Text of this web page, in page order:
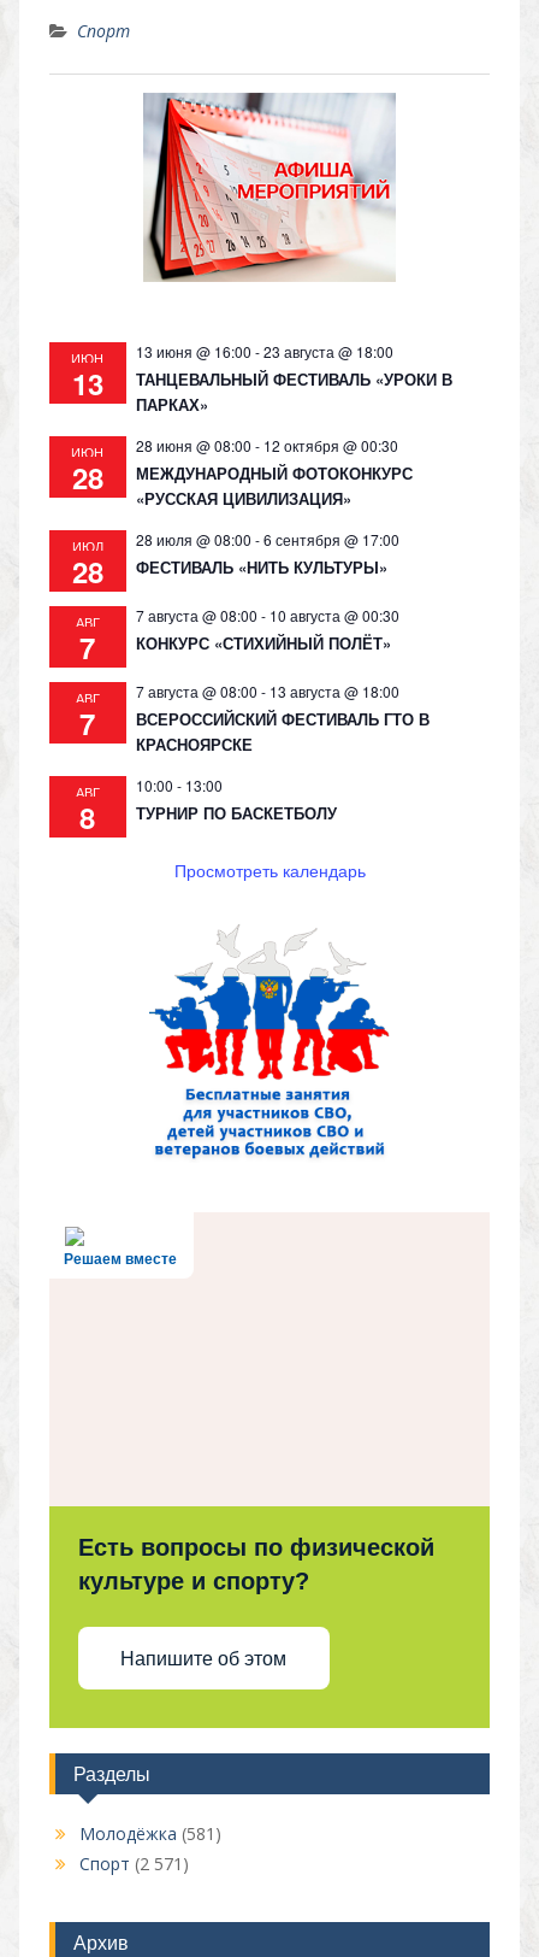
o
kl
as
s
ni
ki
gr
a
m
s
A
p
p
y
Li
n
k
Спорт
ИЮН
13
13 июня @ 16:00 -23 августа @ 18:00
ТАНЦЕВАЛЬНЫЙ ФЕСТИВАЛЬ «УРОКИ В
ПАРКАХ»
ИЮН
28
28 июня @ 08:00 - 12 октября @ 00:30
МЕЖДУНАРОДНЫЙ ФОТОКОНКУРС
«РУССКАЯ ЦИВИЛИЗАЦИЯ»
ИЮЛ
28
28 июля @ 08:00 -6 сентября @ 17:00
ФЕСТИВАЛЬ «НИТЬ КУЛЬТУРЫ»
АВГ
7
7 августа @ 08:00 - 10 августа @ 00:30
КОНКУРС «СТИХИЙНЫЙ ПОЛЁТ»
АВГ
7
7 августа @ 08:00 - 13 августа @ 18:00
ВСЕРОССИЙСКИЙ ФЕСТИВАЛЬ ГТО В
КРАСНОЯРСКЕ
АВГ
8
10:00 - 13:00
ТУРНИР ПО БАСКЕТБОЛУ
Просмотреть календарь
Решаем вместе
Есть вопросы по физической
культуре и спорту?
Напишите об этом
Разделы
Молодёжка (581)
Спорт (2 571)
Архив